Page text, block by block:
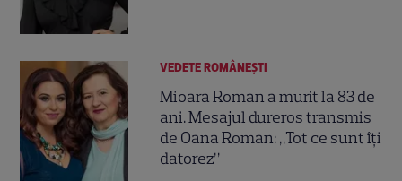
VEDETE ROMÂNEŞTI
Mioara Roman a murit la 83 de
ani. Mesajul dureros transmis
de Oana Roman: „Tot ce sunt îți
datorez”